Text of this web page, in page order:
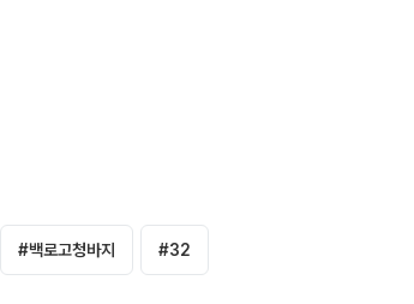
#백로고청바지 #32